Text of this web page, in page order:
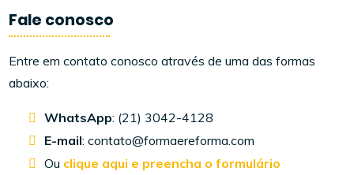
Fale conosco
Entre em contato conosco através de uma das formas
abaixo:
WhatsApp: (21) 3042-4128
E-mail: contato@formaereforma.com
Ou clique aqui e preencha o formulário